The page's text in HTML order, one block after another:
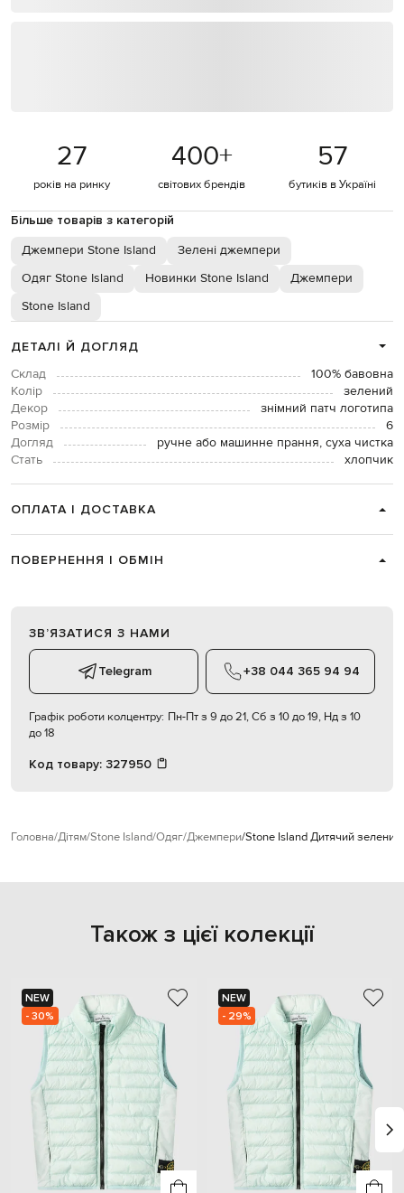
27
років на ринку
400+
світових брендів
57
бутиків в Україні
Більше товарів з категорій
Джемпери Stone Island
Зелені джемпери
Одяг Stone Island
Новинки Stone Island
Джемпери
Stone Island
ДЕТАЛІ Й ДОГЛЯД
Склад
100% бавовна
Колір
зелений
Декор
знімний патч логотипа
Розмір
6
Догляд
ручне або машинне прання, суха чистка
Стать
хлопчик
ОПЛАТА І ДОСТАВКА
ПОВЕРНЕННЯ І ОБМІН
ЗВʼЯЗАТИСЯ З НАМИ
Telegram +38 044 365 94 94
Графік роботи колцентру: Пн-Пт з 9 до 21, Сб з 10 до 19, Нд з 10
до 18
Код товару: 327950
Головна Дітям Stone Island Одяг Джемпери Stone Island Дитячий
Також з цієї колекції
NEW
- 30%
NEW
- 29%